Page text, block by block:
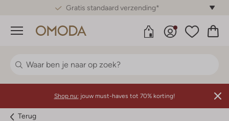
Gratis standaard verzending*
Menu
Shop nu: jouw must-haves tot 70% korting!
Terug